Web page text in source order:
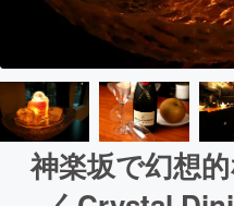
神楽坂で幻想